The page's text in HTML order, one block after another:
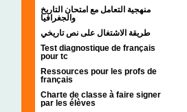
منهجية التعامل مع امتحان التاريخ
والجغرافيا
طريقة الاشتغال على نص تاريخي
Test diagnostique de français
pour tc
Ressources pour les profs de
français
Charte de classe à faire signer
par les élèves